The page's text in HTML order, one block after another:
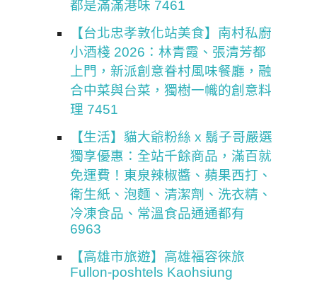
都是滿滿港味 7461
【台北忠孝敦化站美食】南村私廚
小酒棧 2026：林青霞、張清芳都
上門，新派創意眷村風味餐廳，融
合中菜與台菜，獨樹一幟的創意料
理 7451
【生活】貓大爺粉絲 x 鬍子哥嚴選
獨享優惠：全站千餘商品，滿百就
免運費！東泉辣椒醬、蘋果西打、
衛生紙、泡麵、清潔劑、洗衣精、
冷凍食品、常溫食品通通都有
6963
【高雄市旅遊】高雄福容徠旅
Fullon-poshtels Kaohsiung